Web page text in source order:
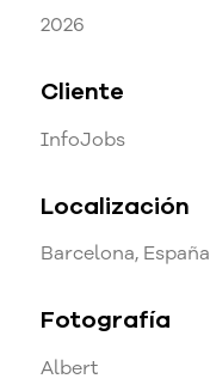
2026
Cliente
InfoJobs
Localización
Barcelona, España
Fotografía
Albert